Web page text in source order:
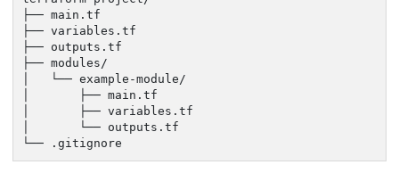
├── main.tf
├── variables.tf
├── outputs.tf
├── modules/
│   └── example-module/
│       ├── main.tf
│       ├── variables.tf
│       └── outputs.tf
└── .gitignore